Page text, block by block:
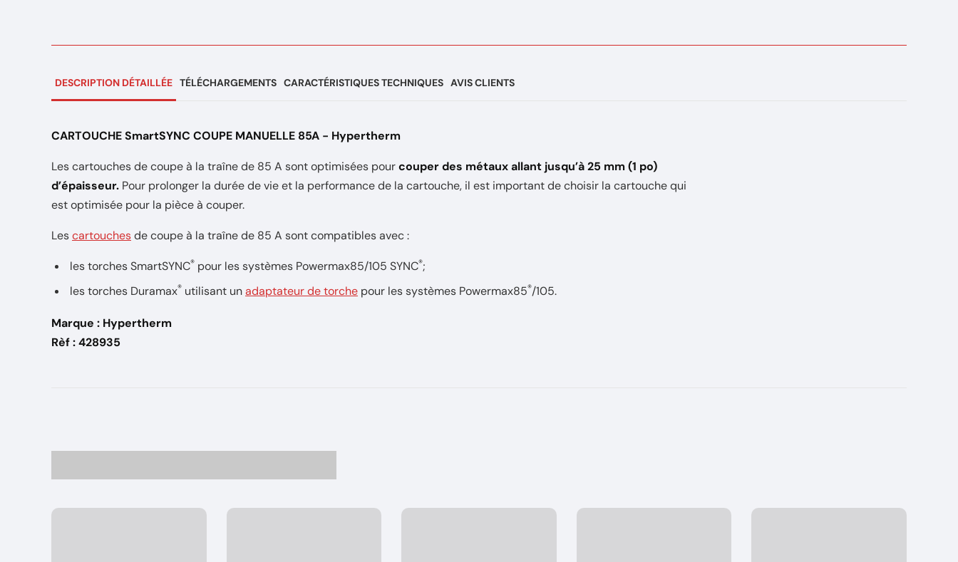
DESCRIPTION DÉTAILLÉE TÉLÉCHARGEMENTS CARACTÉRISTIQUES TECHNIQUES AVIS CLIENTS
CARTOUCHE SmartSYNC COUPE MANUELLE 85A - Hypertherm
Les cartouches de coupe à la traîne de 85 A sont optimisées pourcouper des métaux allant jusqu’à 25 mm (1 po)
d’épaisseur. Pour prolonger la durée de vie et la performance de la cartouche, il est important de choisir la cartouche qui
est optimisée pour la pièce à couper.
Lescartouchesde coupe à la traîne de 85 A sont compatibles avec :
les torches SmartSYNC® pour les systèmes Powermax85/105 SYNC®;
les torches Duramax® utilisant unadaptateur de torche pour les systèmes Powermax85®/105.
Marque : Hypertherm
Rèf : 428935